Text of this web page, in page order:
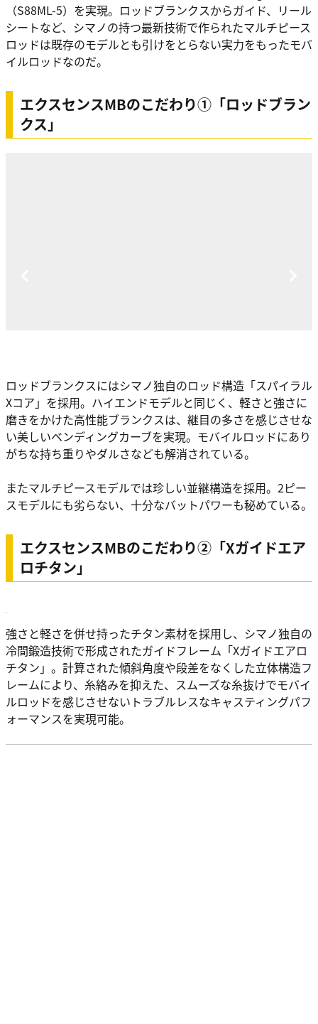
（S88ML-5）を実現。ロッドブランクスからガイド、リール
シートなど、シマノの持つ最新技術で作られたマルチピース
ロッドは既存のモデルとも引けをとらない実力をもったモバ
イルロッドなのだ。
エクスセンスMBのこだわり①「ロッドブラン
クス」
ロッドブランクスにはシマノ独自のロッド構造「スパイラル
Xコア」を採用。ハイエンドモデルと同じく、軽さと強さに
磨きをかけた高性能ブランクスは、継目の多さを感じさせな
い美しいベンディングカーブを実現。モバイルロッドにあり
がちな持ち重りやダルさなども解消されている。
またマルチピースモデルでは珍しい並継構造を採用。2ピー
スモデルにも劣らない、十分なバットパワーも秘めている。
エクスセンスMBのこだわり②「Xガイドエア
ロチタン」
強さと軽さを併せ持ったチタン素材を採用し、シマノ独自の
冷間鍛造技術で形成されたガイドフレーム「Xガイドエアロ
チタン」。計算された傾斜角度や段差をなくした立体構造フ
レームにより、糸絡みを抑えた、スムーズな糸抜けでモバイ
ルロッドを感じさせないトラブルレスなキャスティングパフ
ォーマンスを実現可能。